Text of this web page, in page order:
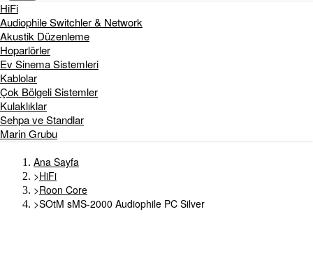
HiFi
Audiophile Switchler & Network
Akustik Düzenleme
Hoparlörler
Ev Sinema Sistemleri
Kablolar
Çok Bölgeli Sistemler
Kulaklıklar
Sehpa ve Standlar
Marin Grubu
Ana Sayfa
>HiFi
>Roon Core
>SOtM sMS-2000 Audiophile PC Silver